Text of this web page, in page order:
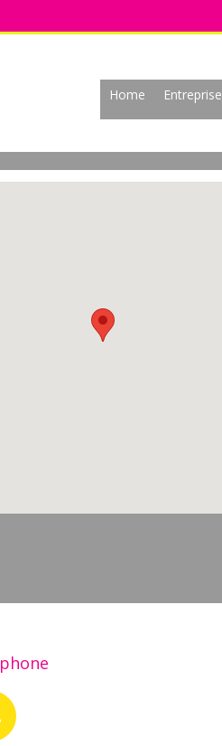
Home Entreprise
can't load Google Maps correctly.